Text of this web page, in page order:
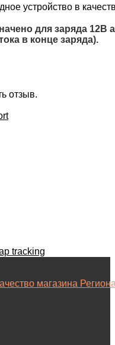
устройство в
для заряда
в конце заряда).
отзыв.